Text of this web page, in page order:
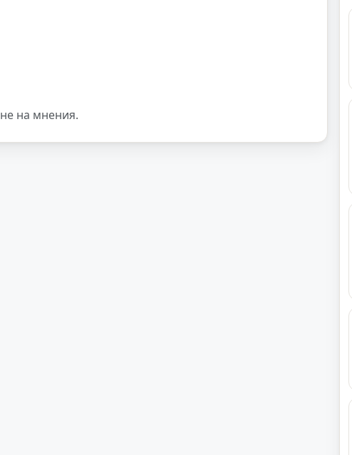
на мнения.